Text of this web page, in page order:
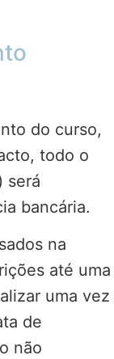
do curso,
todo o
será
bancária.
na
até uma
uma vez
de
não